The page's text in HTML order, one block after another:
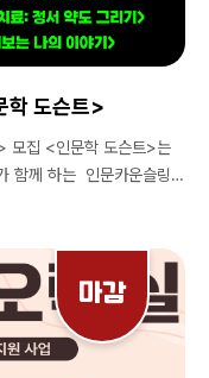
학 도슨트>
트>는
함께 하는 인문카운슬링
우선 선발 * 선정되신 분
운슬링 프로그램이 3주간
선발합니다. ☑️ 진행장소 ▪️
그램 소개
일 14시~16시 ▪️ 주차별
마감